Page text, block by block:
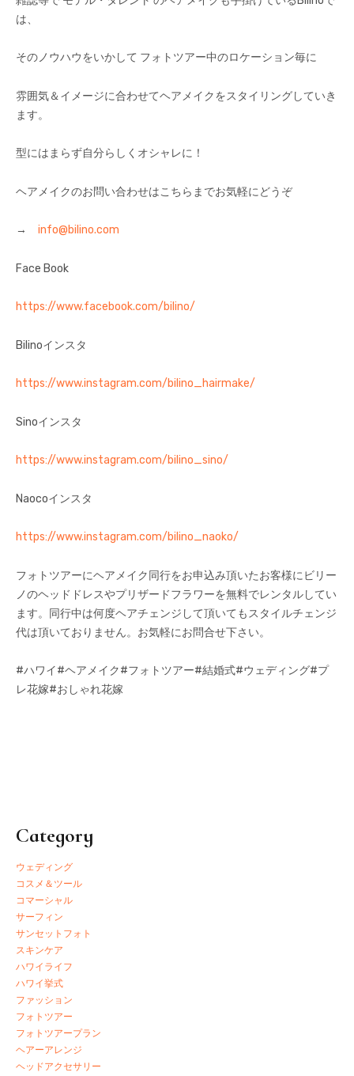
は、
そのノウハウをいかして フォトツアー中のロケーション毎に
雰囲気＆イメージに合わせてヘアメイクをスタイリングしていき
ます。
型にはまらず自分らしくオシャレに！
ヘアメイクのお問い合わせはこちらまでお気軽にどうぞ
→ info@bilino.com
Face Book
https://www.facebook.com/bilino/
Bilinoインスタ
https://www.instagram.com/bilino_hairmake/
Sinoインスタ
https://www.instagram.com/bilino_sino/
Naocoインスタ
https://www.instagram.com/bilino_naoko/
フォトツアーにヘアメイク同行をお申込み頂いたお客様にビリー
ノのヘッドドレスやプリザードフラワーを無料でレンタルしてい
ます。同行中は何度ヘアチェンジして頂いてもスタイルチェンジ
代は頂いておりません。お気軽にお問合せ下さい。
#ハワイ#ヘアメイク#フォトツアー#結婚式#ウェディング#プ
レ花嫁#おしゃれ花嫁
Category
ウェディング
コスメ＆ツール
コマーシャル
サーフィン
サンセットフォト
スキンケア
ハワイライフ
ハワイ挙式
ファッション
フォトツアー
フォトツアープラン
ヘアーアレンジ
ヘッドアクセサリー